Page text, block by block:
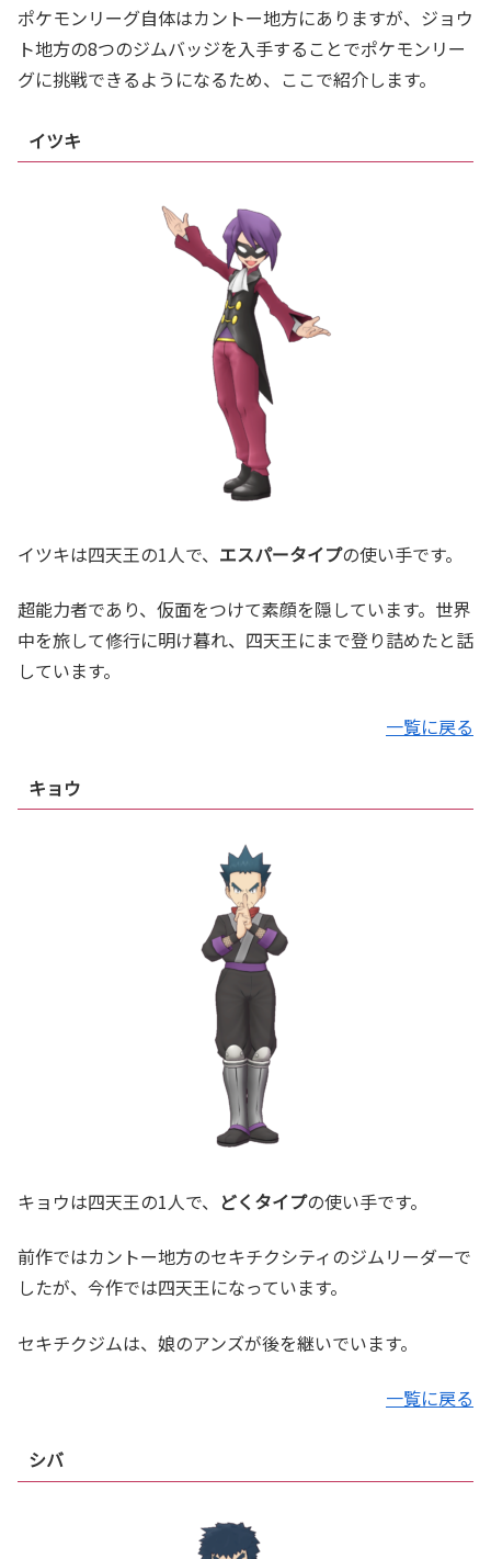
ポケモンリーグ自体はカントー地方にありますが、ジョウ
ト地方の8つのジムバッジを入手することでポケモンリー
グに挑戦できるようになるため、ここで紹介します。
イツキ
イツキは四天王の1人で、 エスパータイプの使い手です。
超能力者であり、仮面をつけて素顔を隠しています。世界
中を旅して修行に明け暮れ、四天王にまで登り詰めたと話
しています。
一覧に戻る
キョウ
キョウは四天王の1人で、 どくタイプの使い手です。
前作ではカントー地方のセキチクシティのジムリーダーで
したが、今作では四天王になっています。
セキチクジムは、娘のアンズが後を継いでいます。
一覧に戻る
シバ